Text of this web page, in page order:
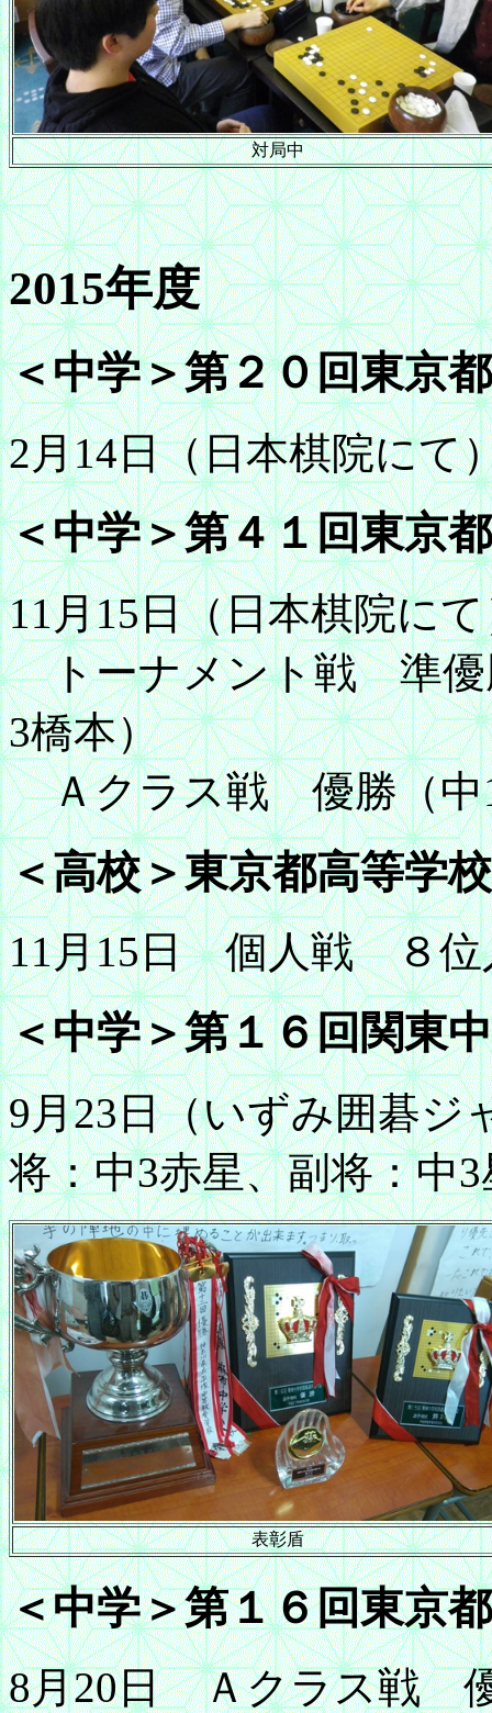
対局中
2015年度
＜中学＞第２０回東京
2月14日（日本棋院に
＜中学＞第４１回東京
11月15日（日本棋院に
トーナメント戦 準優
3橋本）
Ａクラス戦 優勝（中
＜高校＞東京都高等学
11月15日 個人戦 ８位
＜中学＞第１６回関東
9月23日（いずみ囲碁
将：中3赤星、副将：中
表彰盾
＜中学＞第１６回東京
8月20日 Ａクラス戦